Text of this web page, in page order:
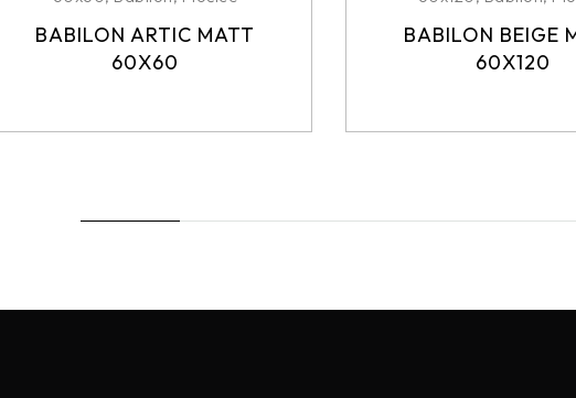
BABILON ARTIC MATT
60X60
BABILON BEIGE
60X120